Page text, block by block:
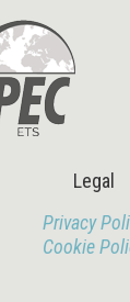
Legal
Privacy
Cookie